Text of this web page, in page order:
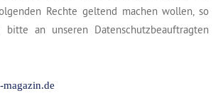
Rechte geltend machen wollen, so
an unseren Datenschutzbeauftragten